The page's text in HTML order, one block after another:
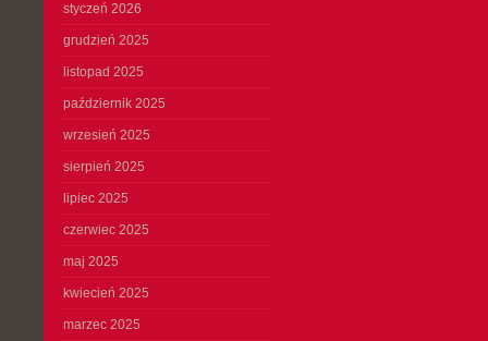
styczeń 2026
grudzień 2025
listopad 2025
październik 2025
wrzesień 2025
sierpień 2025
lipiec 2025
czerwiec 2025
maj 2025
kwiecień 2025
marzec 2025